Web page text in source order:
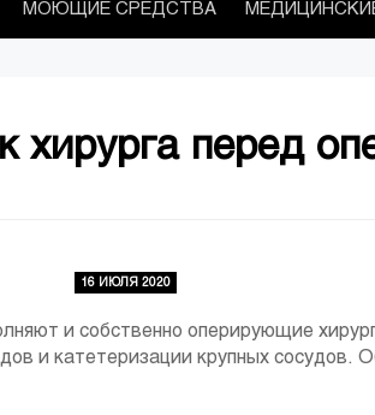
МОЮЩИЕ СРЕДСТВА
хирурга перед
16 ИЮЛЯ 2020
и собственно оперирующие
и катетеризации крупных сосудов.